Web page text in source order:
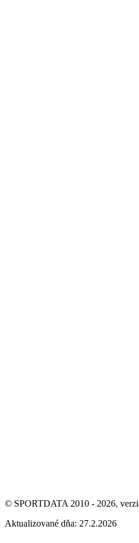
© SPORTDATA 2010 - 2026,
Aktualizované dňa: 27.2.2026